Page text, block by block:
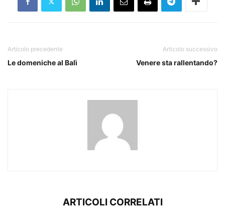
Articolo precedente
Le domeniche al Balì
Articolo successivo
Venere sta rallentando?
ARTICOLI CORRELATI